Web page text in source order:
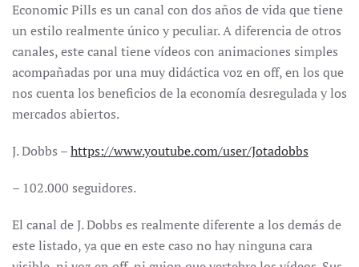
Economic Pills es un canal con dos años de vida que tiene
un estilo realmente único y peculiar. A diferencia de otros
canales, este canal tiene vídeos con animaciones simples
acompañadas por una muy didáctica voz en off, en los que
nos cuenta los beneficios de la economía desregulada y los
mercados abiertos.
J. Dobbs –https://www.youtube.com/user/Jotadobbs
– 102.000 seguidores.
El canal de J. Dobbs es realmente diferente a los demás de
este listado, ya que en este caso no hay ninguna cara